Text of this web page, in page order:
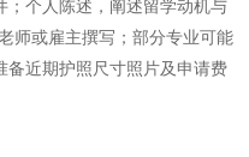
；个人陈述，阐述留学动机与
师或雇主撰写；部分专业可能
备近期护照尺寸照片及申请费